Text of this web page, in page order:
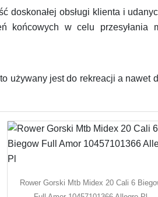
doskonałej obsługi klienta i
końcowych w celu przesyłania
używany jest do rekreacji a nawet
Rower Gorski Mtb Midex 20 Cali 6